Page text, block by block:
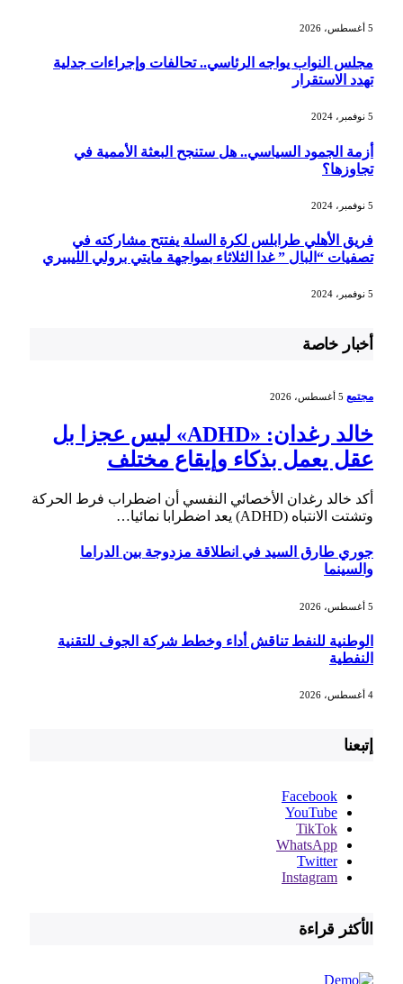
مجلس النواب يواجه الرئاسي.. تحالفات وإجراءات جدلية
تهدد الاستقرار
أزمة الجمود السياسي.. هل ستنجح البعثة الأممية في
تجاوزها؟
فريق الأهلي طرابلس لكرة السلة يفتتح مشاركته في
تصفيات “البال ” غدا الثلاثاء بمواجهة مايتي برولي الليبيري
أخبار خاصة
مجتمع 5 أغسطس، 2026
خالد رغدان: «ADHD» ليس عجزا بل
عقل يعمل بذكاء وإيقاع مختلف
أكد خالد رغدان الأخصائي النفسي أن اضطراب فرط الحركة
وتشتت الانتباه (ADHD) يعد اضطرابا نمائيا…
جوري طارق السيد في انطلاقة مزدوجة بين الدراما
والسينما
الوطنية للنفط تناقش أداء وخطط شركة الجوف للتقنية
النفطية
إتبعنا
Facebook
YouTube
TikTok
WhatsApp
Twitter
Instagram
الأكثر قراءة